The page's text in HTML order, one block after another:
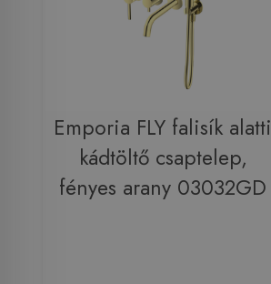
Emporia FLY falisík alatti
kádtöltő csaptelep,
fényes arany 03032GD